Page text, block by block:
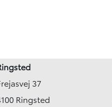
37
Ringsted